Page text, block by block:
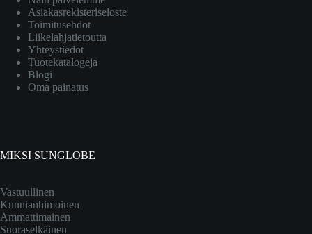
Asiakasrekisteriseloste
Toimitusehdot
Liikelahjatietoutta
Yhteystiedot
Tuotekatalogeja
Blogi
Oma painatus
MIKSI SUNGLOBE
Vastuullinen
Kunnianhimoinen
Ammattimainen
Suoraselkäinen